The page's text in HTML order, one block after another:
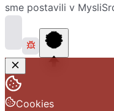
sme postavili v
Cookies